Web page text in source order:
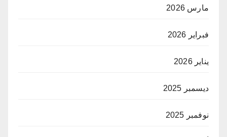
مارس 2026
فبراير 2026
يناير 2026
ديسمبر 2025
نوفمبر 2025